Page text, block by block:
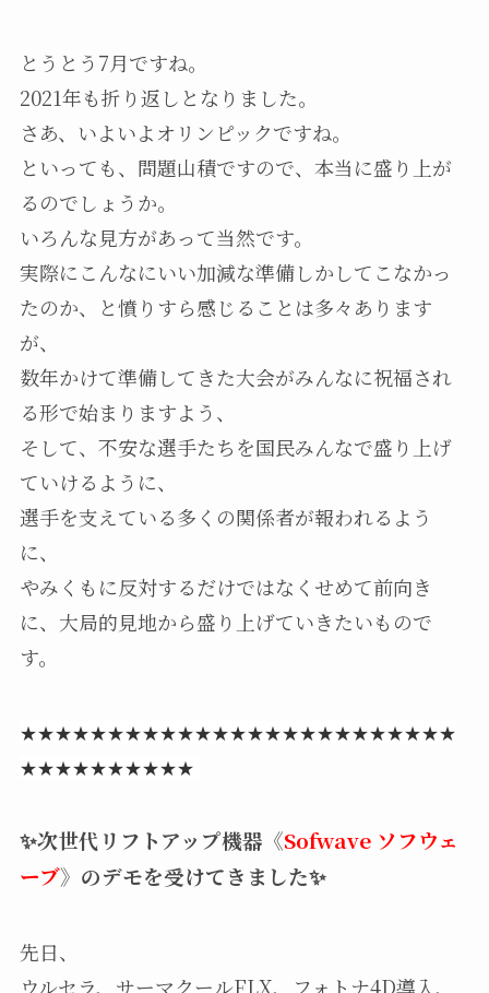
とうとう7月ですね。
2021年も折り返しとなりました。
さあ、いよいよオリンピックですね。
といっても、問題山積ですので、本当に盛り上が
るのでしょうか。
いろんな見方があって当然です。
実際にこんなにいい加減な準備しかしてこなかっ
たのか、と憤りすら感じることは多々あります
が、
数年かけて準備してきた大会がみんなに祝福され
る形で始まりますよう、
そして、不安な選手たちを国民みんなで盛り上げ
ていけるように、
選手を支えている多くの関係者が報われるよう
に、
やみくもに反対するだけではなくせめて前向き
に、大局的見地から盛り上げていきたいもので
す。
★★★★★★★★★★★★★★★★★★★★★★★★★
★★★★★★★★★★
✨次世代リフトアップ機器《Sofwave ソフウェ
ーブ》のデモを受けてきました✨
先日、
ウルセラ、サーマクールFLX、フォトナ4D導入、